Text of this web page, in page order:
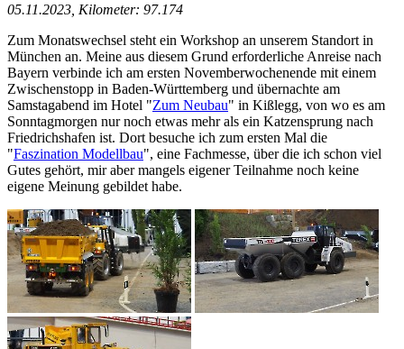
05.11.2023, Kilometer: 97.174
Zum Monatswechsel steht ein Workshop an unserem Standort in
München an. Meine aus diesem Grund erforderliche Anreise nach
Bayern verbinde ich am ersten Novemberwochenende mit einem
Zwischenstopp in Baden-Württemberg und übernachte am
Samstagabend im Hotel "Zum Neubau" in Kißlegg, von wo es am
Sonntagmorgen nur noch etwas mehr als ein Katzensprung nach
Friedrichshafen ist. Dort besuche ich zum ersten Mal die
"Faszination Modellbau", eine Fachmesse, über die ich schon viel
Gutes gehört, mir aber mangels eigener Teilnahme noch keine
eigene Meinung gebildet habe.